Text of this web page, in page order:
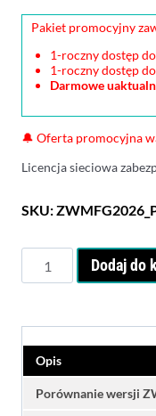
Pakiet promocyjny
1-roczny dostęp
1-roczny dostęp do
Darmowe
🔔 Oferta promocyjna
Licencja sieciowa
SKU:
ZWCAD
NET
-
licencja
Dodaj do
Opis
Porównanie wersji